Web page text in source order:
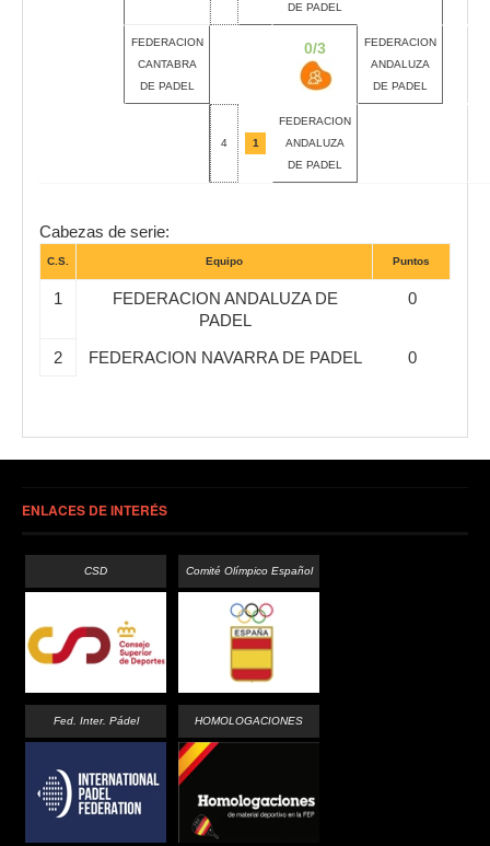
DE PADEL
FEDERACION
CANTABRA
DE PADEL
0/3
FEDERACION
ANDALUZA
DE PADEL
4 1
FEDERACION
ANDALUZA
DE PADEL
Cabezas de serie:
C.S. Equipo Puntos
1
FEDERACION ANDALUZA DE
PADEL
0
2 FEDERACION NAVARRA DE PADEL 0
ENLACES DE INTERÉS
CSD Comité Olímpico Español
Fed. Inter. Pádel HOMOLOGACIONES